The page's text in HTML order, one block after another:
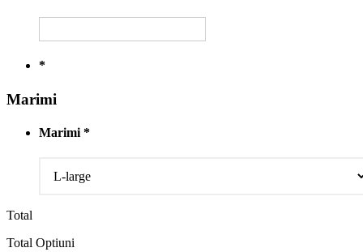
*
Marimi
Marimi *
Total
Total Optiuni